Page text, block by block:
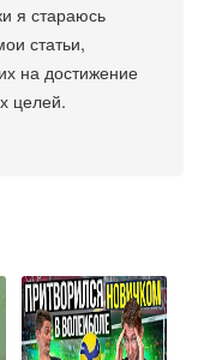
я стараюсь
статьи,
на достижение
целей.